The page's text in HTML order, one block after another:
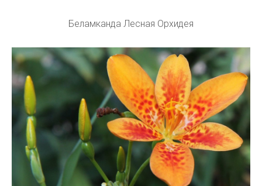
Беламканда Лесная Орхидея